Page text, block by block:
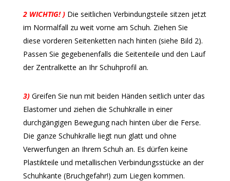
2 WICHTIG! ) Die seitlichen Verbindungsteile sitzen jetzt
im Normalfall zu weit vorne am Schuh. Ziehen Sie
diese vorderen Seitenketten nach hinten (siehe Bild 2).
Passen Sie gegebenenfalls die Seitenteile und den Lauf
der Zentralkette an Ihr Schuhprofil an.
3)Greifen Sie nun mit beiden Händen seitlich unter das
Elastomer und ziehen die Schuhkralle in einer
durchgängigen Bewegung nach hinten über die Ferse.
Die ganze Schuhkralle liegt nun glatt und ohne
Verwerfungen an Ihrem Schuh an. Es dürfen keine
Plastikteile und metallischen Verbindungsstücke an der
Schuhkante (Bruchgefahr!) zum Liegen kommen.